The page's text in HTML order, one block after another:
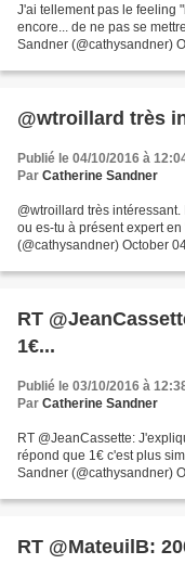
J'ai tellement pas le feeling
encore... de ne pas se
Sandner (@cathysandner)
@wtroillard très
Publié le 04/10/2016 à
Par Catherine Sandner
@wtroillard très
ou es-tu à présent expert
(@cathysandner) October
RT
1€...
Publié le 03/10/2016 à
Par Catherine Sandner
RT @JeanCassette:
répond que 1€ c'est plus
Sandner (@cathysandner)
RT @MateuilB: